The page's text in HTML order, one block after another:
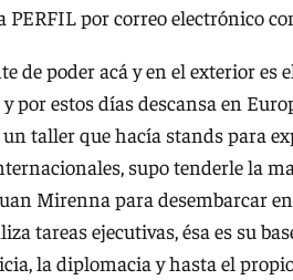
PERFIL por correo electrónico
de poder acá y en el exterior es
por estos días descansa en
taller que hacía stands para
supo tenderle la
Mirenna para desembarcar
tareas ejecutivas, ésa es su
la diplomacia y hasta el